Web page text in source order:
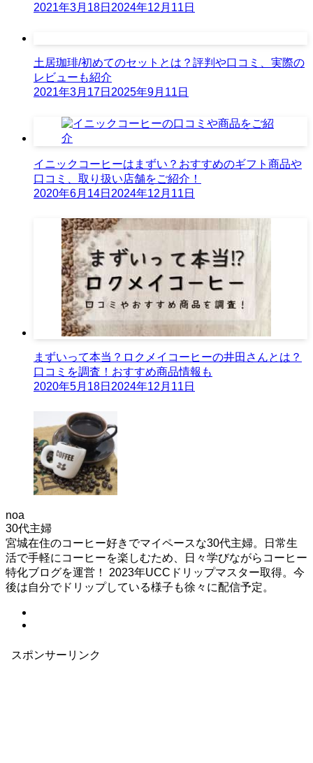
2021年3月18日 2024年12月11日
土居珈琲/初めてのセットとは？評判や口コミ、実際の
レビューも紹介
2021年3月17日 2025年9月11日
イニックコーヒーはまずい？おすすめのギフト商品や
口コミ、取り扱い店舗をご紹介！
2020年6月14日 2024年12月11日
まずいって本当？ロクメイコーヒーの井田さんとは？
口コミを調査！おすすめ商品情報も
2020年5月18日 2024年12月11日
noa
30代主婦
宮城在住のコーヒー好きでマイペースな30代主婦。日常生
活で手軽にコーヒーを楽しむため、日々学びながらコーヒー
特化ブログを運営！ 2023年UCCドリップマスター取得。今
後は自分でドリップしている様子も徐々に配信予定。
スポンサーリンク